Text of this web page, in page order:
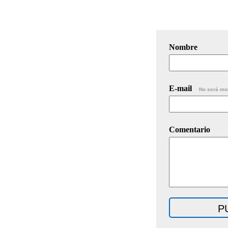
Nombre
E-mail No será
Comentario